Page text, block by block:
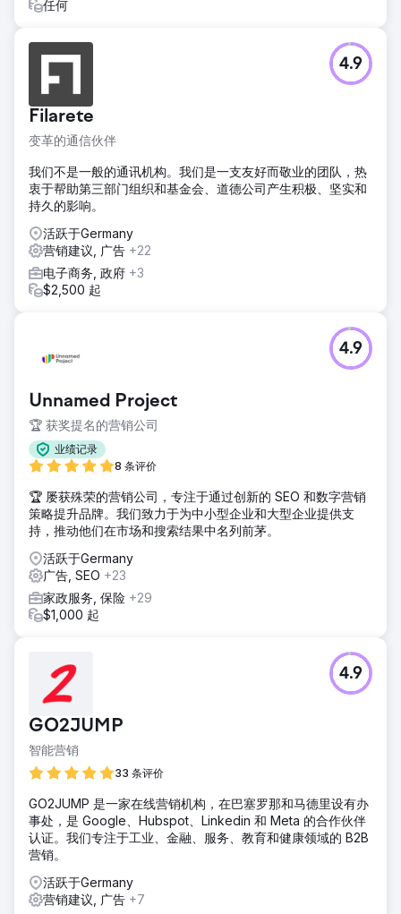
任何
Filarete
变革的通信伙伴
4.9
我们不是一般的通讯机构。我们是一支友好而敬业的团队，热
衷于帮助第三部门组织和基金会、道德公司产生积极、坚实和
持久的影响。
活跃于Germany
营销建议, 广告 +22
电子商务, 政府 +3
$2,500 起
Unnamed Project
🏆 获奖提名的营销公司
业绩记录
8 条评价
4.9
🏆 屡获殊荣的营销公司，专注于通过创新的 SEO 和数字营销
策略提升品牌。我们致力于为中小型企业和大型企业提供支
持，推动他们在市场和搜索结果中名列前茅。
活跃于Germany
广告, SEO +23
家政服务, 保险 +29
$1,000 起
GO2JUMP
智能营销
33 条评价
4.9
GO2JUMP 是一家在线营销机构，在巴塞罗那和马德里设有办
事处，是 Google、Hubspot、Linkedin 和 Meta 的合作伙伴
认证。我们专注于工业、金融、服务、教育和健康领域的 B2B
营销。
活跃于Germany
营销建议, 广告 +7